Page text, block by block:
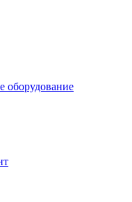
оборудование